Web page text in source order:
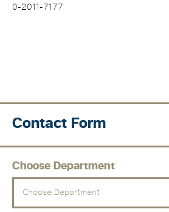
0-2011-7177
Contact Form
Choose Department
Choose Department